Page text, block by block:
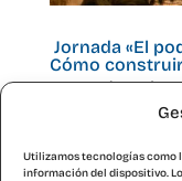
Utilizamos tecnologías como
información del dispositivo.
Jornada «El
Cómo
porMaría Jesús
estuvo en